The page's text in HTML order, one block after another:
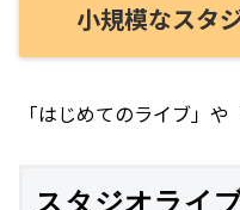
小規模なスタ
「はじめてのライブ」
スタジオライ